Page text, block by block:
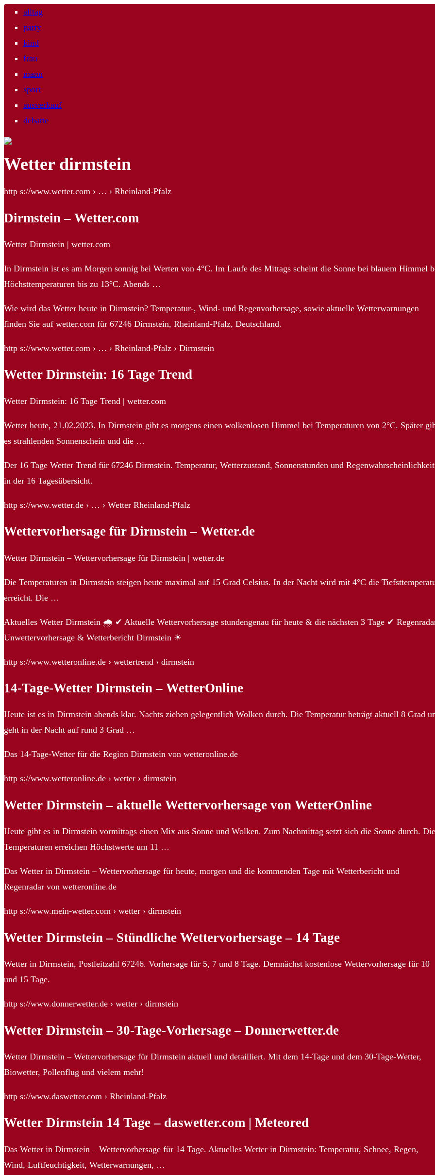
alltag
party
kind
frau
mann
sport
ausverkauf
debatte
Wetter dirmstein
http s://www.wetter.com › … › Rheinland-Pfalz
Dirmstein – Wetter.com
Wetter Dirmstein | wetter.com
In Dirmstein ist es am Morgen sonnig bei Werten von 4°C. Im Laufe des Mittags scheint die Sonne bei blauem Himmel
Höchsttemperaturen bis zu 13°C. Abends …
Wie wird das Wetter heute in Dirmstein? Temperatur-, Wind- und Regenvorhersage, sowie aktuelle Wetterwarnungen
finden Sie auf wetter.com für 67246 Dirmstein, Rheinland-Pfalz, Deutschland.
http s://www.wetter.com › … › Rheinland-Pfalz › Dirmstein
Wetter Dirmstein: 16 Tage Trend
Wetter Dirmstein: 16 Tage Trend | wetter.com
Wetter heute, 21.02.2023. In Dirmstein gibt es morgens einen wolkenlosen Himmel bei Temperaturen von 2°C. Später
es strahlenden Sonnenschein und die …
Der 16 Tage Wetter Trend für 67246 Dirmstein. Temperatur, Wetterzustand, Sonnenstunden und Regenwahrscheinlichkeit
in der 16 Tagesübersicht.
http s://www.wetter.de › … › Wetter Rheinland-Pfalz
Wettervorhersage für Dirmstein – Wetter.de
Wetter Dirmstein – Wettervorhersage für Dirmstein | wetter.de
Die Temperaturen in Dirmstein steigen heute maximal auf 15 Grad Celsius. In der Nacht wird mit 4°C die
erreicht. Die …
Aktuelles Wetter Dirmstein 🌧️ ✔ Aktuelle Wettervorhersage stundengenau für heute & die nächsten 3 Tage ✔
Unwettervorhersage & Wetterbericht Dirmstein ☀
http s://www.wetteronline.de › wettertrend › dirmstein
14-Tage-Wetter Dirmstein – WetterOnline
Heute ist es in Dirmstein abends klar. Nachts ziehen gelegentlich Wolken durch. Die Temperatur beträgt aktuell 8 Grad
geht in der Nacht auf rund 3 Grad …
Das 14-Tage-Wetter für die Region Dirmstein von wetteronline.de
http s://www.wetteronline.de › wetter › dirmstein
Wetter Dirmstein – aktuelle Wettervorhersage von WetterOnline
Heute gibt es in Dirmstein vormittags einen Mix aus Sonne und Wolken. Zum Nachmittag setzt sich die Sonne durch. Die
Temperaturen erreichen Höchstwerte um 11 …
Das Wetter in Dirmstein – Wettervorhersage für heute, morgen und die kommenden Tage mit Wetterbericht und
Regenradar von wetteronline.de
http s://www.mein-wetter.com › wetter › dirmstein
Wetter Dirmstein – Stündliche Wettervorhersage – 14 Tage
Wetter in Dirmstein, Postleitzahl 67246. Vorhersage für 5, 7 und 8 Tage. Demnächst kostenlose Wettervorhersage für 10
und 15 Tage.
http s://www.donnerwetter.de › wetter › dirmstein
Wetter Dirmstein – 30-Tage-Vorhersage – Donnerwetter.de
Wetter Dirmstein – Wettervorhersage für Dirmstein aktuell und detailliert. Mit dem 14-Tage und dem 30-Tage-Wetter,
Biowetter, Pollenflug und vielem mehr!
http s://www.daswetter.com › Rheinland-Pfalz
Wetter Dirmstein 14 Tage – daswetter.com | Meteored
Das Wetter in Dirmstein – Wettervorhersage für 14 Tage. Aktuelles Wetter in Dirmstein: Temperatur, Schnee, Regen,
Wind, Luftfeuchtigkeit, Wetterwarnungen, …